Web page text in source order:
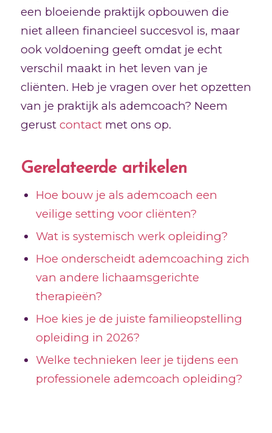
een bloeiende praktijk opbouwen die
niet alleen financieel succesvol is, maar
ook voldoening geeft omdat je echt
verschil maakt in het leven van je
cliënten. Heb je vragen over het opzetten
van je praktijk als ademcoach? Neem
gerust contactmet ons op.
Gerelateerde artikelen
Hoe bouw je als ademcoach een
veilige setting voor cliënten?
Wat is systemisch werk opleiding?
Hoe onderscheidt ademcoaching zich
van andere lichaamsgerichte
therapieën?
Hoe kies je de juiste familieopstelling
opleiding in 2026?
Welke technieken leer je tijdens een
professionele ademcoach opleiding?